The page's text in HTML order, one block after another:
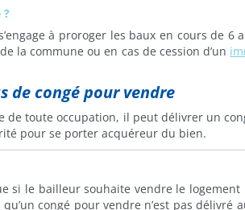
?
à proroger les baux en cours de 6
la commune ou en cas de cession d’un
de congé pour vendre
toute occupation, il peut délivrer un
pour se porter acquéreur du bien.
si le bailleur souhaite vendre le
congé pour vendre n’est pas délivré